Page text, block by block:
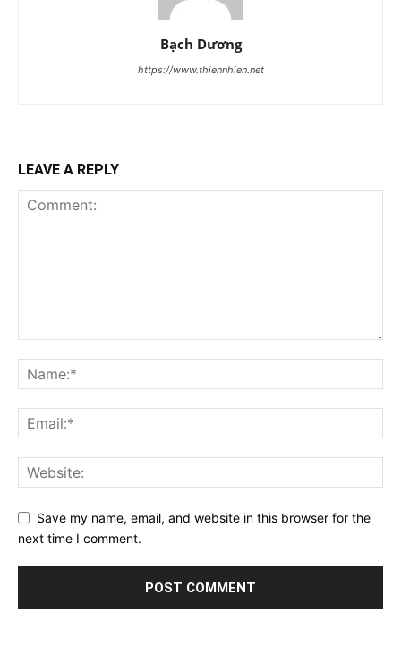
Bạch Dương
https://www.thiennhien.net
LEAVE A REPLY
Save my name, email, and website in this browser for the
next time I comment.